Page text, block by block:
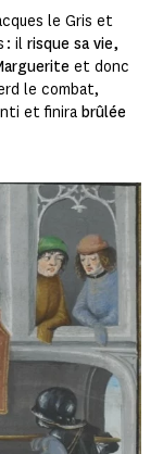
le Gris et
: il risque sa vie,
et donc
le combat,
et finira brûlée